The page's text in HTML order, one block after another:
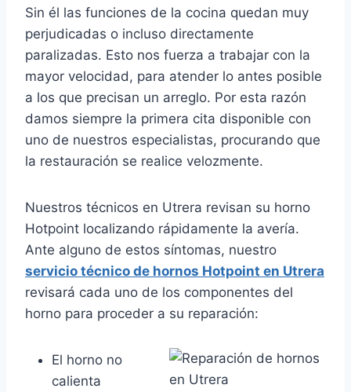
Sin él las funciones de la cocina quedan muy
perjudicadas o incluso directamente
paralizadas. Esto nos fuerza a trabajar con la
mayor velocidad, para atender lo antes posible
a los que precisan un arreglo. Por esta razón
damos siempre la primera cita disponible con
uno de nuestros especialistas, procurando que
la restauración se realice velozmente.
Nuestros técnicos en Utrera revisan su horno
Hotpoint localizando rápidamente la avería.
Ante alguno de estos síntomas, nuestro
servicio técnico de hornos Hotpoint en Utrera
revisará cada uno de los componentes del
horno para proceder a su reparación:
El horno no
calienta